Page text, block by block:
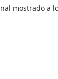
mostrado a